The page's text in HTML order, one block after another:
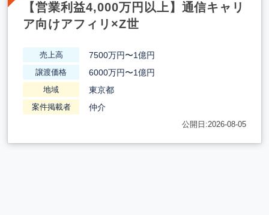
【営業利益4,000万円以上】通信キャリ
ア向けアフィリ×Z世
売上高 7500万円〜1億円
譲渡価格 6000万円〜1億円
地域 東京都
案件掲載者 仲介
公開日:2026-08-05